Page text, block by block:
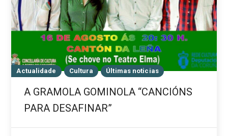
Actualidade Cultura Últimas noticias
A GRAMOLA GOMINOLA “CANCIÓNS
PARA DESAFINAR”